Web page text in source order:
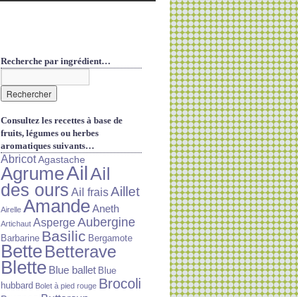
Recherche par ingrédient…
Consultez les recettes à base de
fruits, légumes ou herbes
aromatiques suivants…
AbricotAgastache
AgrumeAilAil
des ours Ail fraisAillet
Airelle AmandeAneth
Artichaut AspergeAubergine
Barbarine Basilic Bergamote
BetteBetterave
Blette Blue ballet Blue
hubbard Bolet à pied rouge Brocoli